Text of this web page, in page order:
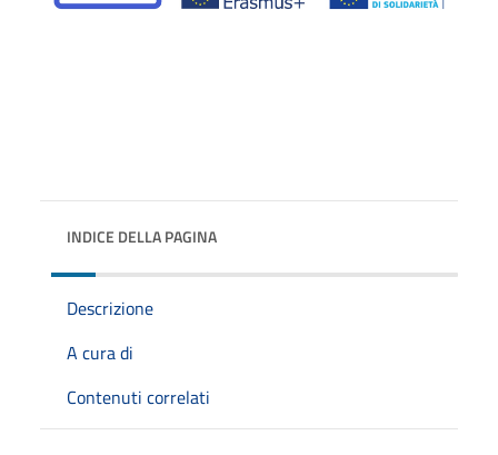
INDICE DELLA PAGINA
Descrizione
A cura di
Contenuti correlati